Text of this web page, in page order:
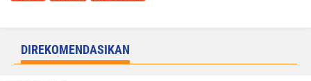
DIREKOMENDASIKAN